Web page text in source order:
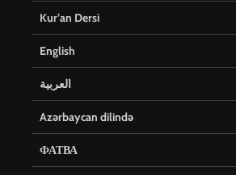
Kur’an Dersi
English
العربية
Azərbaycan dilində
ФАТВА